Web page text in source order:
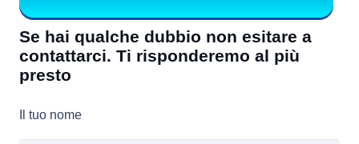
Se hai qualche dubbio non esitare a
contattarci. Ti risponderemo al più
presto
Il tuo nome